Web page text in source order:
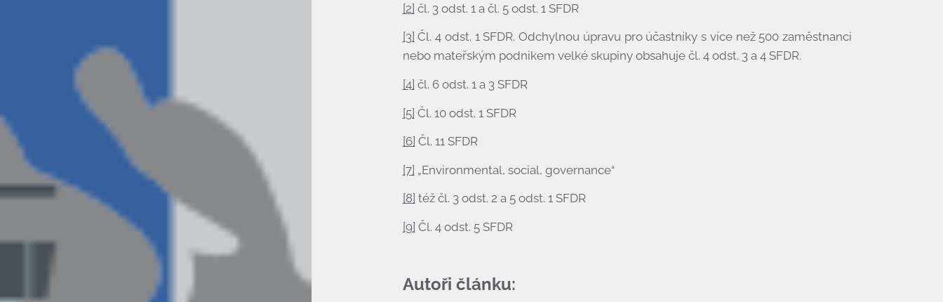
[2] čl. 3 odst. 1 a čl. 5 odst. 1 SFDR
[3] Čl. 4 odst. 1 SFDR. Odchylnou úpravu pro účastníky s více než 500 zaměstnanci
nebo mateřským podnikem velké skupiny obsahuje čl. 4 odst. 3 a 4 SFDR.
[4] čl. 6 odst. 1 a 3 SFDR
[5] Čl. 10 odst. 1 SFDR
[6] Čl. 11 SFDR
[7] „Environmental, social, governance“
[8] též čl. 3 odst. 2 a 5 odst. 1 SFDR
[9] Čl. 4 odst. 5 SFDR
Autoři článku: